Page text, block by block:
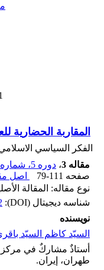
المقاربة الحضارية
الفکر السیاسي
مقاله 3
، دوره 5، شماره 1 - شماره پیاپی 9
صفحه 79-111 اصل
نوع مقاله: المقالة
شناسه دیجیتال (DOI):
نویسنده
السیّد كاظم السیّد
أستاذٌ مشاركٌ في مركز
طهران، إیران.